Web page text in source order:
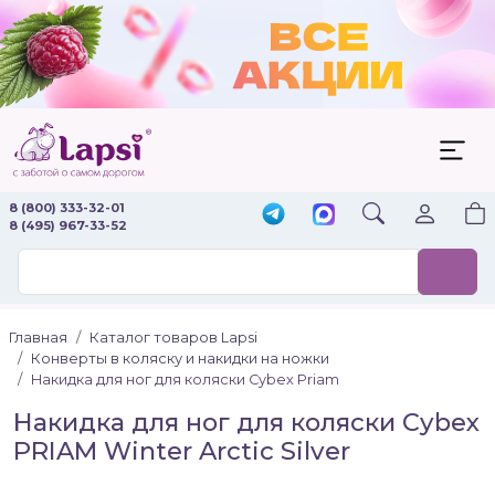
8 (800) 333-32-01
8 (495) 967-33-52
Главная
Каталог товаров Lapsi
Конверты в коляску и накидки на ножки
Накидка для ног для коляски Cybex Priam
Накидка для ног для коляски Cybex
PRIAM Winter Arctic Silver